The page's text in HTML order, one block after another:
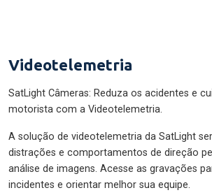
Videotelemetria
SatLight Câmeras: Reduza os acidentes e
motorista com a Videotelemetria.
A solução de videotelemetria da SatLight
distrações e comportamentos de direção
análise de imagens. Acesse as gravações
incidentes e orientar melhor sua equipe.